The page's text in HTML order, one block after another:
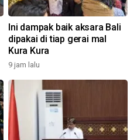
Ini dampak baik aksara Bali
dipakai di tiap gerai mal
Kura Kura
9 jam lalu